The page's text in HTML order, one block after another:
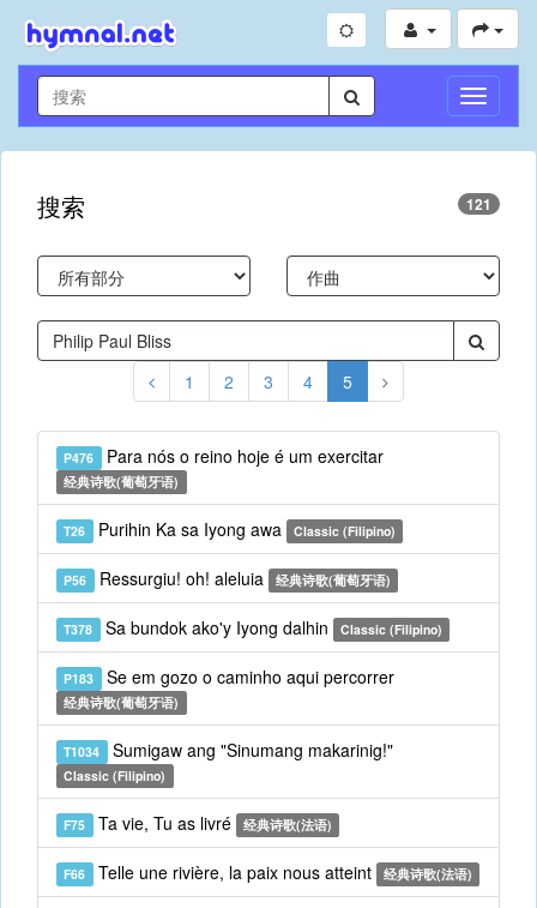
切
换
导
搜索 121
1 2 3 4 5
P476 Para nós o reino hoje é um exercitar
经典诗歌(葡萄牙语)
T26 Purihin Ka sa Iyong awa Classic (Filipino)
P56 Ressurgiu! oh! aleluia 经典诗歌(葡萄牙语)
T378 Sa bundok ako'y Iyong dalhin Classic (Filipino)
P183 Se em gozo o caminho aqui percorrer
经典诗歌(葡萄牙语)
T1034 Sumigaw ang "Sinumang makarinig!"
Classic (Filipino)
F75 Ta vie, Tu as livré 经典诗歌(法语)
F66 Telle une rivière, la paix nous atteint 经典诗歌(法语)